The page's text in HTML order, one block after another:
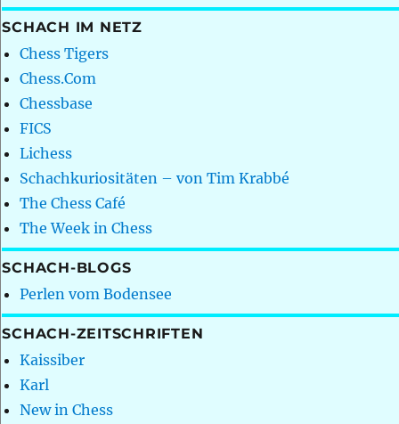
SCHACH IM NETZ
Chess Tigers
Chess.Com
Chessbase
FICS
Lichess
Schachkuriositäten – von Tim Krabbé
The Chess Café
The Week in Chess
SCHACH-BLOGS
Perlen vom Bodensee
SCHACH-ZEITSCHRIFTEN
Kaissiber
Karl
New in Chess